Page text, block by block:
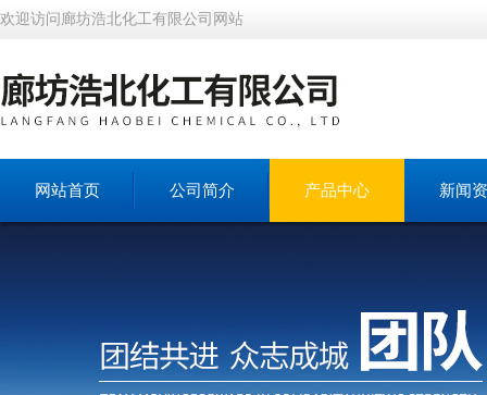
欢迎访问廊坊浩北化工有限公司网站
网站首页 公司简介 产品中心 新闻